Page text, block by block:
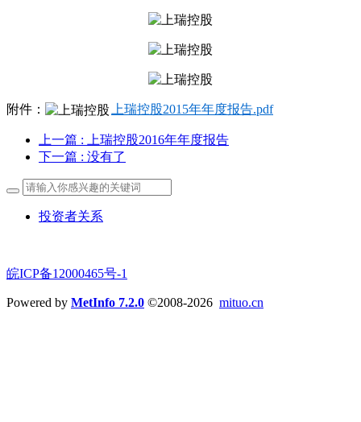
附件： 上瑞控股2015年年度报告.pdf
上一篇 : 上瑞控股2016年年度报告
下一篇 : 没有了
投资者关系
皖ICP备12000465号-1
Powered by MetInfo 7.2.0 ©2008-2026 mituo.cn